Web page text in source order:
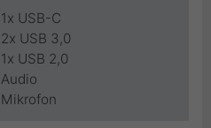
1x USB-C
2x USB 3,0
1x USB 2,0
Audio
Mikrofon